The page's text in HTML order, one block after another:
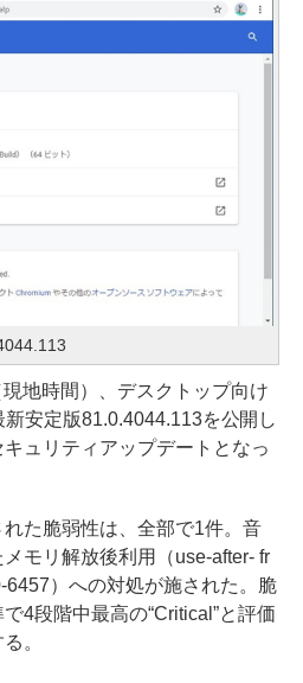
地時間）、デスクトップ向け
新安定版81.0.4044.113を公開し
ュリティアップデートとなっ
た脆弱性は、全部で1件。音
モリ解放後利用（use-after- fr
）への対処が施された。脆
4段階中最高の“Critical”と評価
。